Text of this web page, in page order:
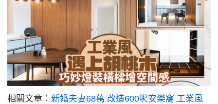
相關文章： 新婚夫妻68萬 改造600呎安樂窩 工業風